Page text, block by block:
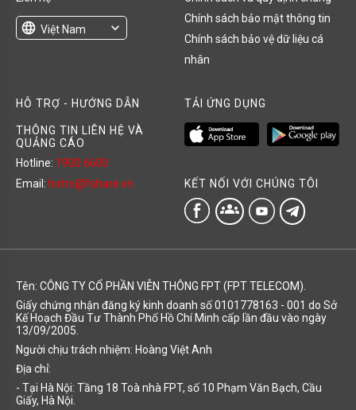
language Việt Nam
expand_more
Chính sách bảo mật thông tin
Chính sách bảo vệ dữ liệu cá
nhân
HỖ TRỢ - HƯỚNG DẪN
THÔNG TIN LIÊN HỆ VÀ
QUẢNG CÁO
Hotline: 1900 6600
Email: hotro@fshare.vn
TẢI ỨNG DỤNG
KẾT NỐI VỚI CHÚNG TÔI
groups
Tên: CÔNG TY CỔ PHẦN VIỄN THÔNG FPT (FPT TELECOM).
Giấy chứng nhận đăng ký kinh doanh số 0101778163 - 001 do Sở
Kế Hoạch Đầu Tư Thành Phố Hồ Chí Minh cấp lần đầu vào ngày
13/09/2005.
Người chịu trách nhiệm: Hoàng Việt Anh
Địa chỉ:
- Tại Hà Nội: Tầng 18 Toà nhà FPT, số 10 Phạm Văn Bạch, Cầu
Giấy, Hà Nội.